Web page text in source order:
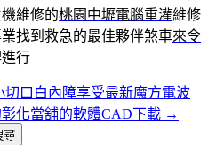
維修的桃園中壢電腦重灌維修
找到救急的最佳夥伴煞車來令
行
口白內障享受最新魔方電波
化當舖的軟體CAD下載 →